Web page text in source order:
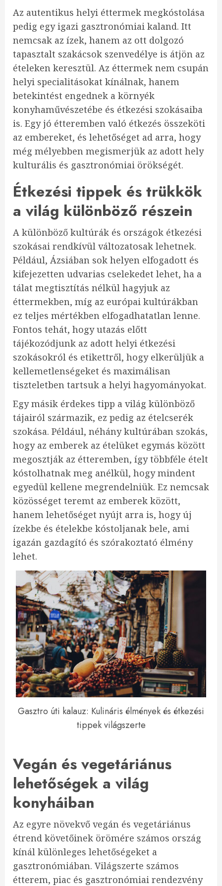
Az autentikus helyi éttermek megkóstolása
pedig egy igazi gasztronómiai kaland. Itt
nemcsak az ízek, hanem az ott dolgozó
tapasztalt szakácsok szenvedélye is átjön az
ételeken keresztül. Az éttermek nem csupán
helyi specialitásokat kínálnak, hanem
betekintést engednek a környék
konyhaművészetébe és étkezési szokásaiba
is. Egy jó étteremben való étkezés összeköti
az embereket, és lehetőséget ad arra, hogy
még mélyebben megismerjük az adott hely
kulturális és gasztronómiai örökségét.
Étkezési tippek és trükkök
a világ különböző részein
A különböző kultúrák és országok étkezési
szokásai rendkívül változatosak lehetnek.
Például, Ázsiában sok helyen elfogadott és
kifejezetten udvarias cselekedet lehet, ha a
tálat megtisztítás nélkül hagyjuk az
éttermekben, míg az európai kultúrákban
ez teljes mértékben elfogadhatatlan lenne.
Fontos tehát, hogy utazás előtt
tájékozódjunk az adott helyi étkezési
szokásokról és etikettről, hogy elkerüljük a
kellemetlenségeket és maximálisan
tiszteletben tartsuk a helyi hagyományokat.
Egy másik érdekes tipp a világ különböző
tájairól származik, ez pedig az ételcserék
szokása. Például, néhány kultúrában szokás,
hogy az emberek az ételüket egymás között
megosztják az étteremben, így többféle ételt
kóstolhatnak meg anélkül, hogy mindent
egyedül kellene megrendelniük. Ez nemcsak
közösséget teremt az emberek között,
hanem lehetőséget nyújt arra is, hogy új
ízekbe és ételekbe kóstoljanak bele, ami
igazán gazdagító és szórakoztató élmény
lehet.
Gasztro úti kalauz: Kulináris élmények és étkezési
tippek világszerte
Vegán és vegetáriánus
lehetőségek a világ
konyháiban
Az egyre növekvő vegán és vegetáriánus
étrend követőinek örömére számos ország
kínál különleges lehetőségeket a
gasztronómiában. Világszerte számos
étterem, piac és gasztronómiai rendezvény